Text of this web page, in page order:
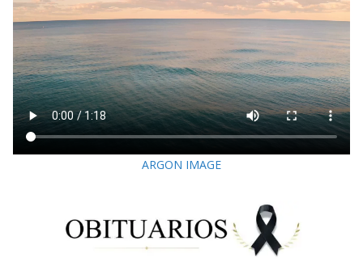
ARGON IMAGE